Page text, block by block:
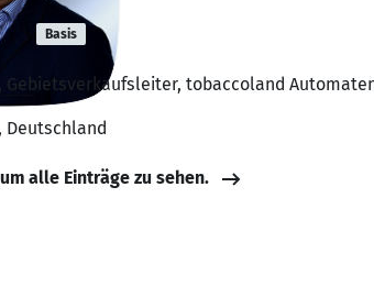
Basis
tobaccoland
Deutschland
alle Einträge zu sehen.